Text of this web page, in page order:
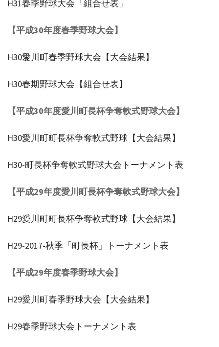
H31春季野球大会「組合せ表」
【平成30年度春季野球大会】
H30愛川町春季野球大会【大会結果】
H30春期野球大会【組合せ表】
【平成30年度愛川町長杯争奪軟式野球大会】
H30愛川町町長杯争奪軟式野球【大会結果】
H30-町長杯争奪軟式野球大会トーナメント表
【平成29年度愛川町長杯争奪軟式野球大会】
H29愛川町町長杯争奪軟式野球【大会結果】
H29-2017-秋季「町長杯」トーナメント表
【平成29年度春季野球大会】
H29愛川町春季野球大会【大会結果】
H29春季野球大会トーナメント表